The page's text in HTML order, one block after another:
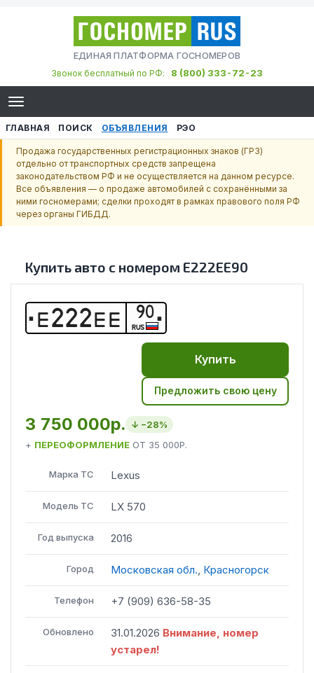
ЕДИНАЯ ПЛАТФОРМА ГОСНОМЕРОВ
Звонок бесплатный по РФ:
8 (800) 333-72-23
ГЛАВНАЯ ПОИСК ОБЪЯВЛЕНИЯ РЭО
Продажа государственных регистрационных знаков (ГРЗ)
отдельно от транспортных средств запрещена
законодательством РФ и не осуществляется на данном ресурсе.
Все объявления — о продаже автомобилей с сохранёнными за
ними госномерами; сделки проходят в рамках правового поля РФ
через органы ГИБДД.
Купить авто с номером Е222ЕЕ90
Е222Е Е 90
RUS
Купить
Предложить свою цену
3 750 000р. ↓ −28%
+ ПЕРЕОФОРМЛЕНИЕ ОТ 35 000Р.
Марка ТС Lexus
Модель ТС LX 570
Год выпуска 2016
Город Московская обл. Красногорск
Телефон +7 (909) 636-58-35
Обновлено 31.01.2026 Внимание, номер
устарел!